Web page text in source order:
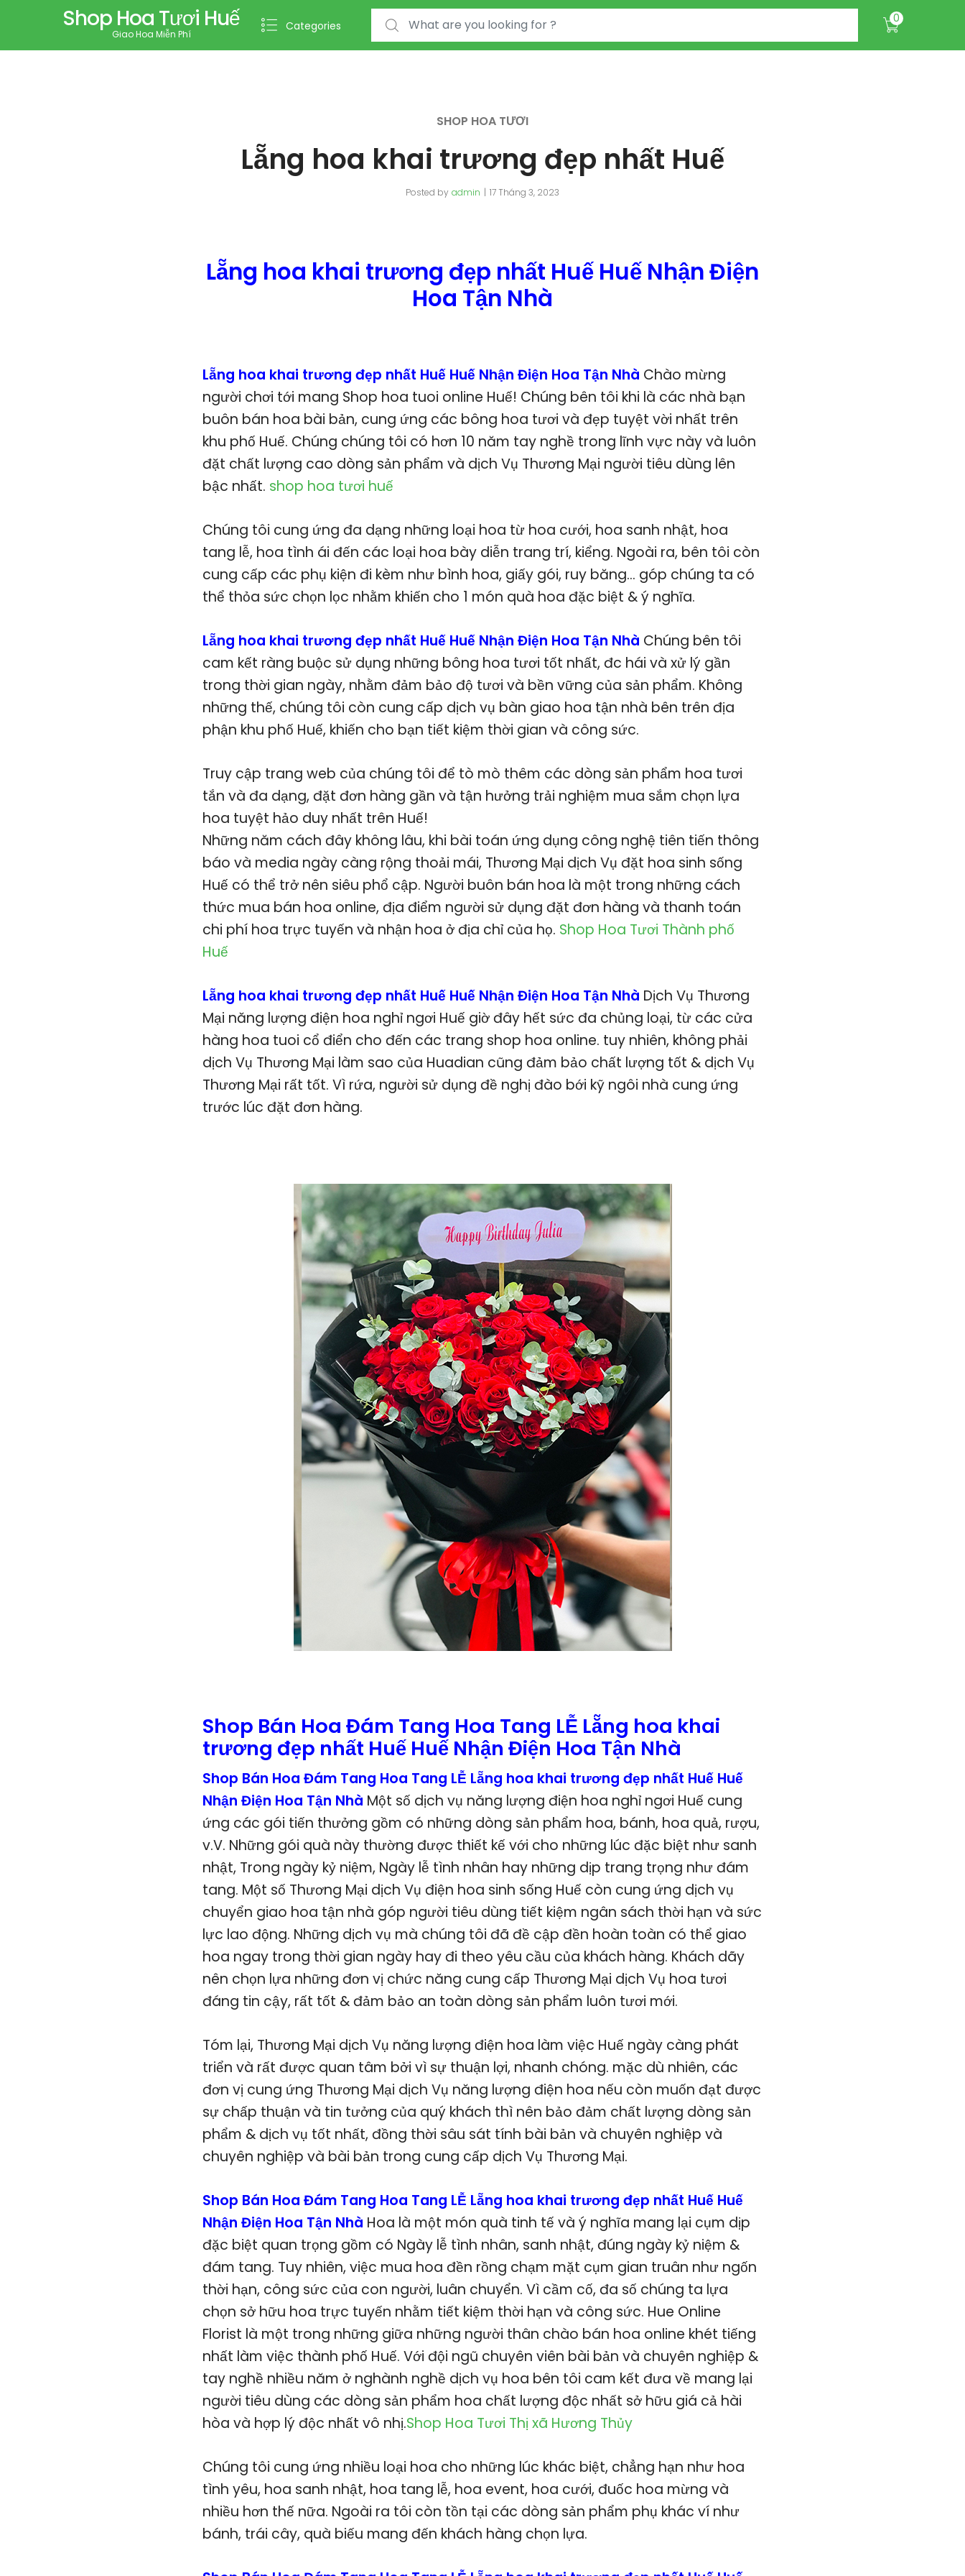
Shop Hoa Tươi Huế
Giao Hoa Miễn Phí
Categories
Search for: 0
SHOP HOA TƯƠI
Lẵng hoa khai trương đẹp nhất Huế
Posted by admin 17 Tháng 3, 2023
Lẵng hoa khai trương đẹp nhất Huế Huế Nhận Điện
Hoa Tận Nhà
Lẵng hoa khai trương đẹp nhất Huế Huế Nhận Điện Hoa Tận Nhà Chào mừng
người chơi tới mang Shop hoa tuoi online Huế! Chúng bên tôi khi là các nhà bạn
buôn bán hoa bài bản, cung ứng các bông hoa tươi và đẹp tuyệt vời nhất trên
khu phố Huế. Chúng chúng tôi có hơn 10 năm tay nghề trong lĩnh vực này và luôn
đặt chất lượng cao dòng sản phẩm và dịch Vụ Thương Mại người tiêu dùng lên
bậc nhất. shop hoa tươi huế
Chúng tôi cung ứng đa dạng những loại hoa từ hoa cưới, hoa sanh nhật, hoa
tang lễ, hoa tình ái đến các loại hoa bày diễn trang trí, kiểng. Ngoài ra, bên tôi còn
cung cấp các phụ kiện đi kèm như bình hoa, giấy gói, ruy băng… góp chúng ta có
thể thỏa sức chọn lọc nhằm khiến cho 1 món quà hoa đặc biệt & ý nghĩa.
Lẵng hoa khai trương đẹp nhất Huế Huế Nhận Điện Hoa Tận Nhà Chúng bên tôi
cam kết ràng buộc sử dụng những bông hoa tươi tốt nhất, đc hái và xử lý gần
trong thời gian ngày, nhằm đảm bảo độ tươi và bền vững của sản phẩm. Không
những thế, chúng tôi còn cung cấp dịch vụ bàn giao hoa tận nhà bên trên địa
phận khu phố Huế, khiến cho bạn tiết kiệm thời gian và công sức.
Truy cập trang web của chúng tôi để tò mò thêm các dòng sản phẩm hoa tươi
tắn và đa dạng, đặt đơn hàng gần và tận hưởng trải nghiệm mua sắm chọn lựa
hoa tuyệt hảo duy nhất trên Huế!
Những năm cách đây không lâu, khi bài toán ứng dụng công nghệ tiên tiến thông
báo và media ngày càng rộng thoải mái, Thương Mại dịch Vụ đặt hoa sinh sống
Huế có thể trở nên siêu phổ cập. Người buôn bán hoa là một trong những cách
thức mua bán hoa online, địa điểm người sử dụng đặt đơn hàng và thanh toán
chi phí hoa trực tuyến và nhận hoa ở địa chỉ của họ. Shop Hoa Tươi Thành phố
Huế
Lẵng hoa khai trương đẹp nhất Huế Huế Nhận Điện Hoa Tận Nhà Dịch Vụ Thương
Mại năng lượng điện hoa nghỉ ngơi Huế giờ đây hết sức đa chủng loại, từ các cửa
hàng hoa tuoi cổ điển cho đến các trang shop hoa online. tuy nhiên, không phải
dịch Vụ Thương Mại làm sao của Huadian cũng đảm bảo chất lượng tốt & dịch Vụ
Thương Mại rất tốt. Vì rứa, người sử dụng đề nghị đào bới kỹ ngôi nhà cung ứng
trước lúc đặt đơn hàng.
Shop Bán Hoa Đám Tang Hoa Tang LỄ Lẵng hoa khai
trương đẹp nhất Huế Huế Nhận Điện Hoa Tận Nhà
Shop Bán Hoa Đám Tang Hoa Tang LỄ Lẵng hoa khai trương đẹp nhất Huế Huế
Nhận Điện Hoa Tận Nhà Một số dịch vụ năng lượng điện hoa nghỉ ngơi Huế cung
ứng các gói tiến thưởng gồm có những dòng sản phẩm hoa, bánh, hoa quả, rượu,
v.V. Những gói quà này thường được thiết kế với cho những lúc đặc biệt như sanh
nhật, Trong ngày kỷ niệm, Ngày lễ tình nhân hay những dịp trang trọng như đám
tang. Một số Thương Mại dịch Vụ điện hoa sinh sống Huế còn cung ứng dịch vụ
chuyển giao hoa tận nhà góp người tiêu dùng tiết kiệm ngân sách thời hạn và sức
lực lao động. Những dịch vụ mà chúng tôi đã đề cập đền hoàn toàn có thể giao
hoa ngay trong thời gian ngày hay đi theo yêu cầu của khách hàng. Khách dãy
nên chọn lựa những đơn vị chức năng cung cấp Thương Mại dịch Vụ hoa tươi
đáng tin cậy, rất tốt & đảm bảo an toàn dòng sản phẩm luôn tươi mới.
Tóm lại, Thương Mại dịch Vụ năng lượng điện hoa làm việc Huế ngày càng phát
triển và rất được quan tâm bởi vì sự thuận lợi, nhanh chóng. mặc dù nhiên, các
đơn vị cung ứng Thương Mại dịch Vụ năng lượng điện hoa nếu còn muốn đạt được
sự chấp thuận và tin tưởng của quý khách thì nên bảo đảm chất lượng dòng sản
phẩm & dịch vụ tốt nhất, đồng thời sâu sát tính bài bản và chuyên nghiệp và
chuyên nghiệp và bài bản trong cung cấp dịch Vụ Thương Mại.
Shop Bán Hoa Đám Tang Hoa Tang LỄ Lẵng hoa khai trương đẹp nhất Huế Huế
Nhận Điện Hoa Tận Nhà Hoa là một món quà tinh tế và ý nghĩa mang lại cụm dịp
đặc biệt quan trọng gồm có Ngày lễ tình nhân, sanh nhật, đúng ngày kỷ niệm &
đám tang. Tuy nhiên, việc mua hoa đền rồng chạm mặt cụm gian truân như ngốn
thời hạn, công sức của con người, luân chuyển. Vì cầm cố, đa số chúng ta lựa
chọn sở hữu hoa trực tuyến nhằm tiết kiệm thời hạn và công sức. Hue Online
Florist là một trong những giữa những người thân chào bán hoa online khét tiếng
nhất làm việc thành phố Huế. Với đội ngũ chuyên viên bài bản và chuyên nghiệp &
tay nghề nhiều năm ở nghành nghề dịch vụ hoa bên tôi cam kết đưa về mang lại
người tiêu dùng các dòng sản phẩm hoa chất lượng độc nhất sở hữu giá cả hài
hòa và hợp lý độc nhất vô nhị.Shop Hoa Tươi Thị xã Hương Thủy
Chúng tôi cung ứng nhiều loại hoa cho những lúc khác biệt, chẳng hạn như hoa
tình yêu, hoa sanh nhật, hoa tang lễ, hoa event, hoa cưới, đuốc hoa mừng và
nhiều hơn thế nữa. Ngoài ra tôi còn tồn tại các dòng sản phẩm phụ khác ví như
bánh, trái cây, quà biếu mang đến khách hàng chọn lựa.